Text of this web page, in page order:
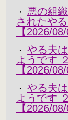
・
悪の組
されたや
【2026/08/
・
やる夫
ようです
【2026/08/
・
やる夫
ようです
【2026/08/